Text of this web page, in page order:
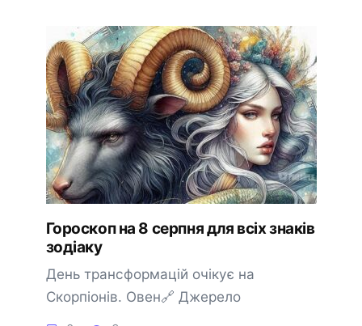
Гороскоп на 8 серпня для всіх знаків
зодіаку
День трансформацій очікує на
Скорпіонів. Овен🔗 Джерело